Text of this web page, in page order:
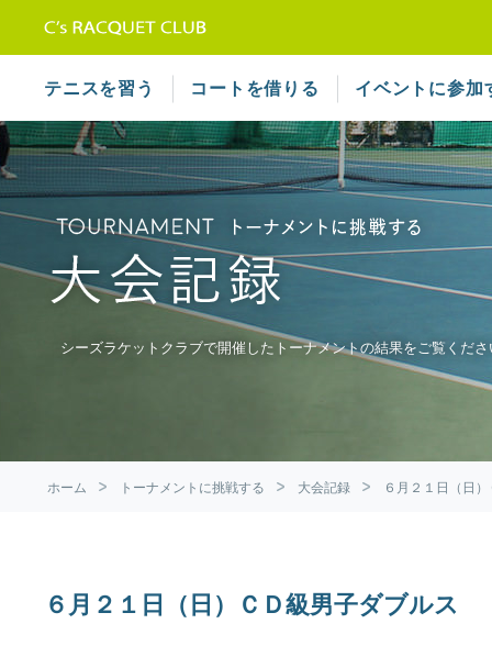
テニスを習う コートを借りる イベントに参加
シーズラケットクラブで開催したトーナメントの結果をご覧くださ
ホーム トーナメントに挑戦する 大会記録 ６月２１日（日
６月２１日（日）ＣＤ級男子ダブルス